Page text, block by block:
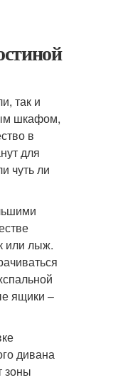
так и
шкафом,
в
для
чуть ли
или лыж.
ящики –
дивана
зоны